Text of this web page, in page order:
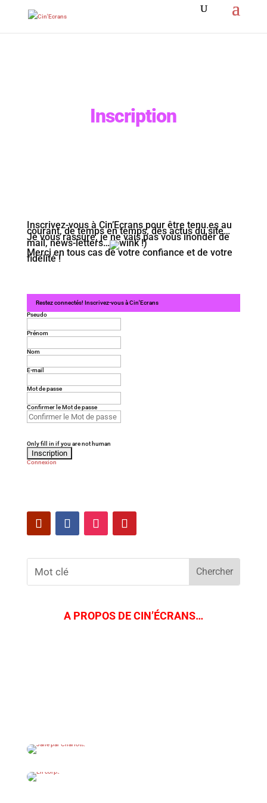
Inscription
Inscrivez-vous à Cin’Ecrans pour être tenu.es au
courant, de temps en temps, des actus du site…
Je vous rassure, je ne vais pas vous inonder de
mail, news-letters…
!)
Merci en tous cas de votre confiance et de votre
fidélité !
Restez connectés! Inscrivez-vous à Cin'Ecrans
Pseudo
Prénom
Nom
E-mail
Mot de passe
Confirmer le Mot de passe
Only fill in if you are not human
Connexion
A PROPOS DE CIN’ÉCRANS…